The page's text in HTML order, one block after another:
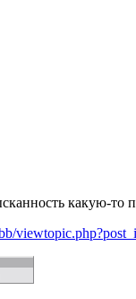
какую-то